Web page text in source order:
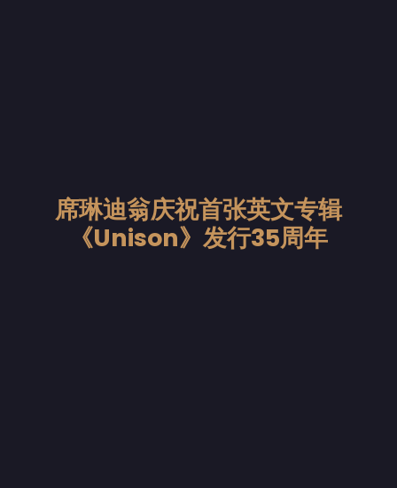
席琳迪翁庆祝首张英文专辑
《Unison》发行35周年